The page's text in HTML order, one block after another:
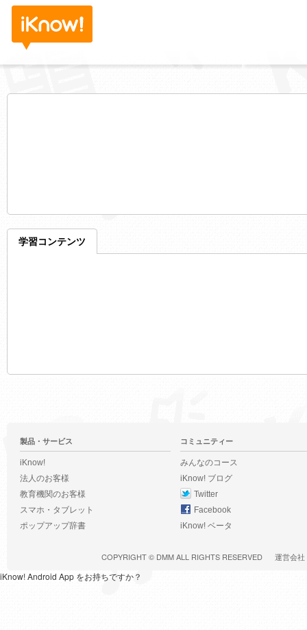
学習コンテンツ
製品・サービス
iKnow!
法人のお客様
教育機関のお客様
スマホ・タブレット
ポップアップ辞書
コミュニティー
みんなのコース
iKnow! ブログ
Twitter
Facebook
iKnow! ベータ
COPYRIGHT © DMMALL RIGHTS RESERVED 運営会社
iKnow! Android App をお持ちですか？